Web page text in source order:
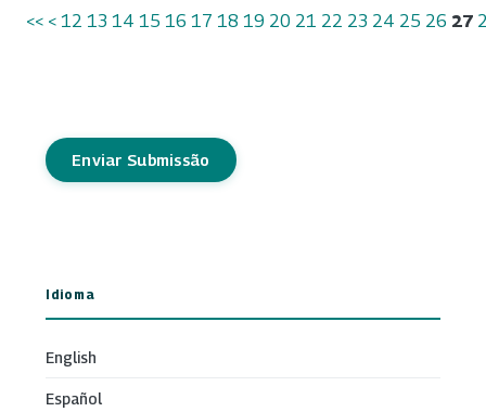
<< < 12 13 14 15 16 17 18 19 20 21 22 23 24 25 26 27
Enviar Submissão
Idioma
English
Español